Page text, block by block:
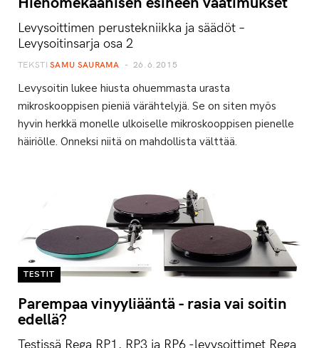
Levysoittimen perustekniikka ja säädöt –
Levysoitinsarja osa 2
TEKSTI SAMU SAURAMA 26.6.2015
Levysoitin lukee hiusta ohuemmasta urasta
mikroskooppisen pieniä värähtelyjä. Se on siten myös
hyvin herkkä monelle ulkoiselle mikroskooppisen pienelle
häiriölle. Onneksi niitä on mahdollista välttää.
TESTIT
Parempaa vinyyliääntä - rasia vai soitin
edellä?
Testissä Rega RP1, RP3 ja RP6 -levysoittimet Rega